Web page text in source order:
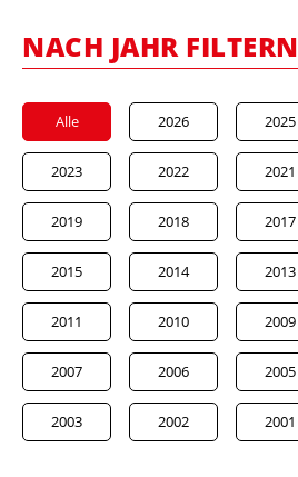
NACH JAHR FILTERN
Alle 2026 2025
2023 2022 2021
2019 2018 2017
2015 2014 2013
2011 2010 2009
2007 2006 2005
2003 2002 2001